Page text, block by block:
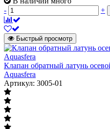
-
+
Быстрый просмотр
Клапан обратный латунь
Aquasfera
Артикул: 3005-01